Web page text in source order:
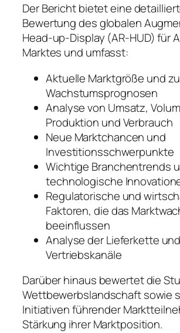
Der Bericht bietet eine
Bewertung des globalen
Head-up-Display (AR-HUD) für
Marktes und umfasst:
Aktuelle Marktgröße und
Wachstumsprognosen
Analyse von Umsatz,
Produktion und Verbrauch
Neue Marktchancen und
Investitionsschwerpunkte
Wichtige Branchentrends
technologische
Regulatorische und
Faktoren, die das
beeinflussen
Analyse der Lieferkette und
Vertriebskanäle
Darüber hinaus bewertet die
Wettbewerbslandschaft sowie
Initiativen führender
Stärkung ihrer Marktposition.